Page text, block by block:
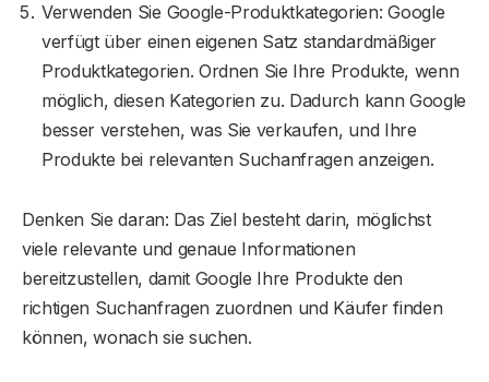
Verwenden Sie Google-Produktkategorien: Google
verfügt über einen eigenen Satz standardmäßiger
Produktkategorien. Ordnen Sie Ihre Produkte, wenn
möglich, diesen Kategorien zu. Dadurch kann Google
besser verstehen, was Sie verkaufen, und Ihre
Produkte bei relevanten Suchanfragen anzeigen.
Denken Sie daran: Das Ziel besteht darin, möglichst
viele relevante und genaue Informationen
bereitzustellen, damit Google Ihre Produkte den
richtigen Suchanfragen zuordnen und Käufer finden
können, wonach sie suchen.